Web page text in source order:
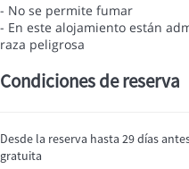
- No se permite fumar
- En este alojamiento están
raza peligrosa
Condiciones de reserva
Desde la reserva hasta 29 días
gratuita